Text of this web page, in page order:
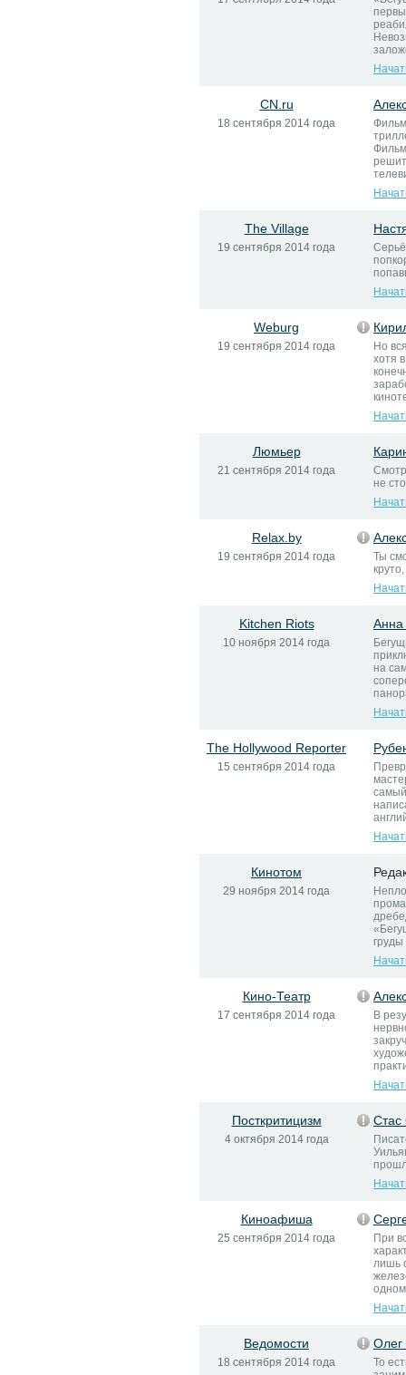
CN.ru
18 сентября 2014 года
The Village
19 сентября 2014 года
Weburg
19 сентября 2014 года
Но
хотя
Люмьер
21 сентября 2014 года
не
Relax.by
19 сентября 2014 года
Ты
Kitchen Riots
10 ноября 2014 года
Анна
на
The Hollywood Reporter
15 сентября 2014 года
Кинотом
29 ноября 2014 года
Кино-Театр
17 сентября 2014 года
В
Посткритицизм
4 октября 2014 года
Стас
Киноафиша
25 сентября 2014 года
При
лишь
Ведомости
18 сентября 2014 года
Олег
То